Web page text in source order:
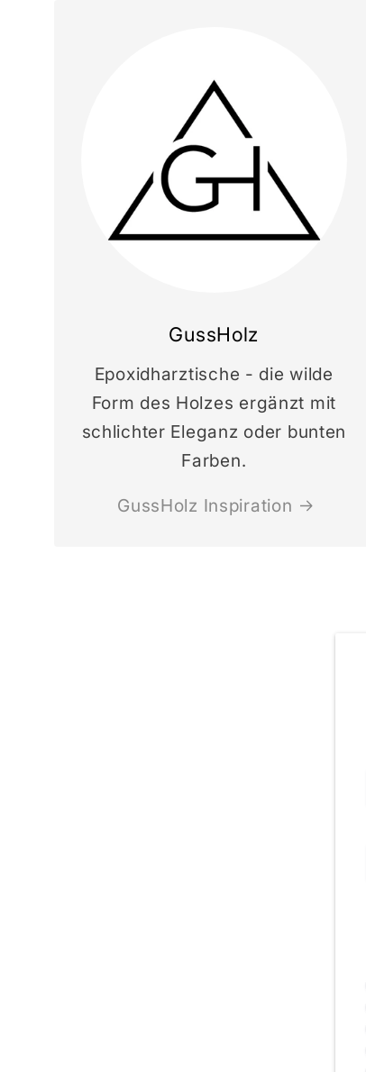
GussHolz
Epoxidharztische - die wilde
Form des Holzes ergänzt mit
schlichter Eleganz oder bunten
Farben.
GussHolz Inspiration